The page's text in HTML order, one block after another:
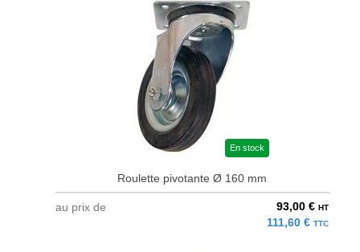
En stock
Roulette pivotante Ø 160 mm
au prix de 93,00 € HT
111,60 € TTC